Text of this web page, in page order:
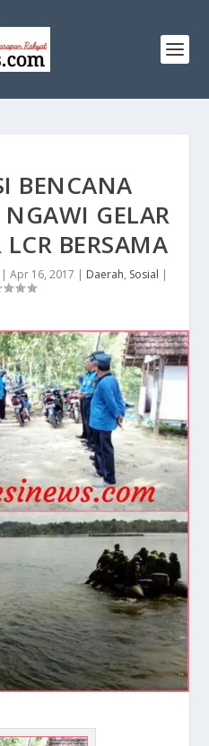
BENCANA
GELAR
BERSAMA
| Apr 16, 2017 | Daerah, Sosial |